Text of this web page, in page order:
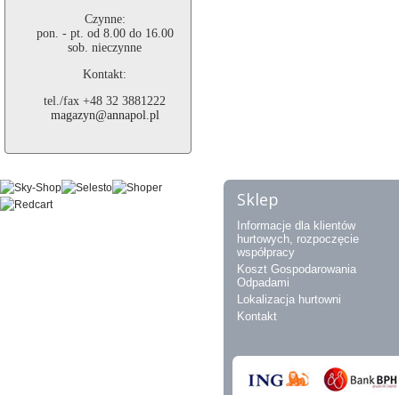
Czynne:
pon. - pt. od 8.00 do 16.00
sob. nieczynne
Kontakt:
tel./fax +48 32 3881222
magazyn@annapol.pl
Sklep
Informacje dla klientów
hurtowych, rozpoczęcie
współpracy
Koszt Gospodarowania
Odpadami
Lokalizacja hurtowni
Kontakt